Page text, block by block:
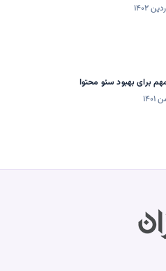
برای بهبود سئو محتوا